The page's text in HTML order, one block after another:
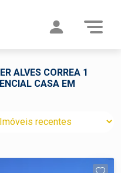
ALVES CORREA 1
CASA EM